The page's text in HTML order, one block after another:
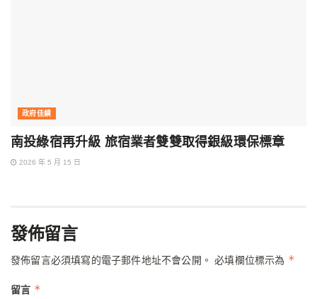
政府佳績
南投綠宿再升級 旅宿業者雙雙取得銀級環保標章
2026 年 5 月 15 日
發佈留言
發佈留言必須填寫的電子郵件地址不會公開。 必填欄位標示為 *
留言 *